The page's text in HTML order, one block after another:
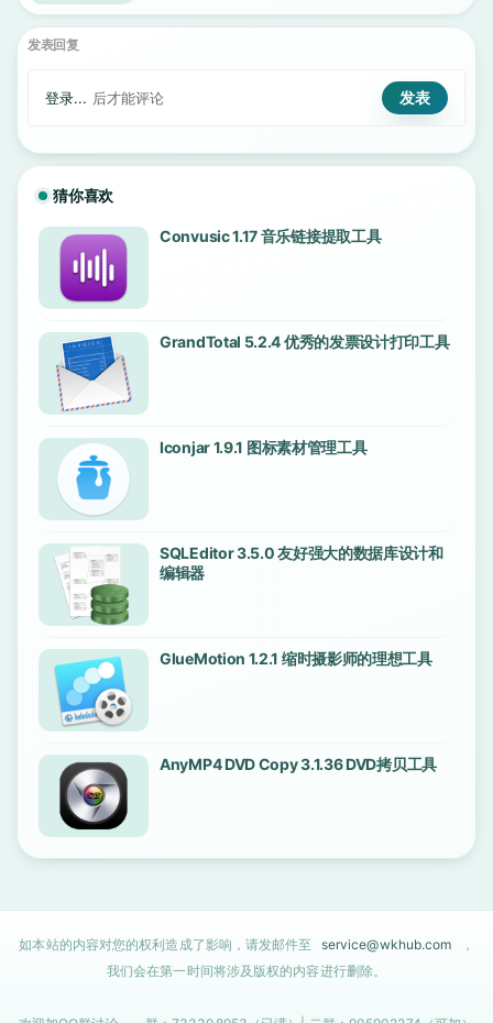
发表回复
登录... 后才能评论
猜你喜欢
Convusic 1.17 音乐链接提取工具
GrandTotal 5.2.4 优秀的发票设计打印工具
Iconjar 1.9.1 图标素材管理工具
SQLEditor 3.5.0 友好强大的数据库设计和
编辑器
GlueMotion 1.2.1 缩时摄影师的理想工具
AnyMP4 DVD Copy 3.1.36 DVD拷贝工具
如本站的内容对您的权利造成了影响，请发邮件至 service@wkhub.com
，
我们会在第一时间将涉及版权的内容进行删除。